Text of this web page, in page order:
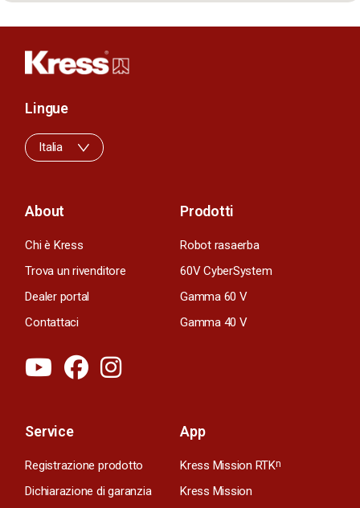
About
Chi è Kress
Trova un rivenditore
Dealer portal
Contattaci
Prodotti
Robot rasaerba
60V CyberSystem
Gamma 60 V
Gamma 40 V
Service
Registrazione prodotto
Dichiarazione di garanzia
App
Kress Mission RTKn
Kress Mission
Lingue
Italia